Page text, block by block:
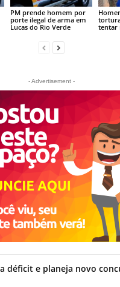
PM prende homem por
porte ilegal de arma em
Lucas do Rio Verde
tentar
- Advertisement -
déficit e planeja novo